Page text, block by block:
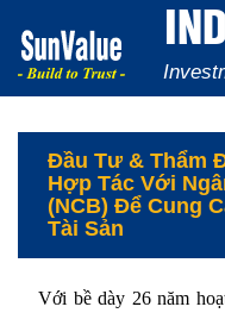
Đầu Tư & Thẩm
Hợp Tác Với
(NCB) Để Cung
Tài Sản
Với bề dày 26 năm